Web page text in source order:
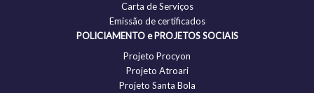
Carta de Serviços
Emissão de certificados
POLICIAMENTO e PROJETOS SOCIAIS
Projeto Procyon
Projeto Atroari
Projeto Santa Bola